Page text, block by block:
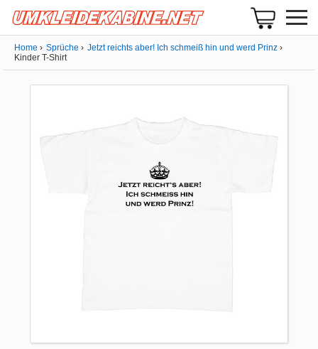
Home Sprüche
Jetzt reichts aber! Ich schmeiß hin und werd Prinz
Kinder T-Shirt